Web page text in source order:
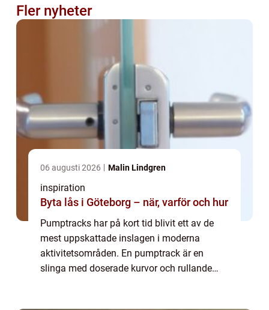
Fler nyheter
06 augusti 2026 Malin Lindgren
inspiration
Byta lås i Göteborg – när, varför och hur
Pumptracks har på kort tid blivit ett av de
mest uppskattade inslagen i moderna
aktivitetsområden. En pumptrack är en
slinga med doserade kurvor och rullande